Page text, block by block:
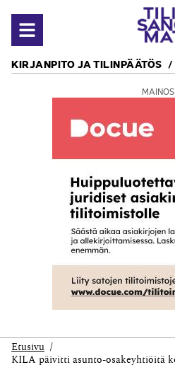
Avaa valikko
KIRJANPITO JA TILINPÄÄTÖS
MAINOS
Etusivu
KILA päivitti asunto-osakeyhtiöitä